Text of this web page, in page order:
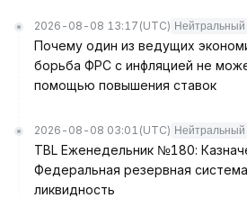
2026-08-08 13:17 (UTC) Нейтральный
Почему один из ведущих
борьба ФРС с инфляцией не
помощью повышения ставок
2026-08-08 03:01 (UTC) Нейтральный
TBL Еженедельник №180:
Федеральная резервная
ликвидность